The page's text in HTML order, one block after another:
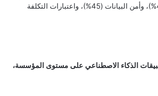
عشر القادمة، حيث يتصدر قائمة هذه الدوافع كل من: الأداء (45%)، وأمن البيانات (45%)، واعتبارات التكلفة
الذكاء الاصطناعي على مستوى المؤسسة،